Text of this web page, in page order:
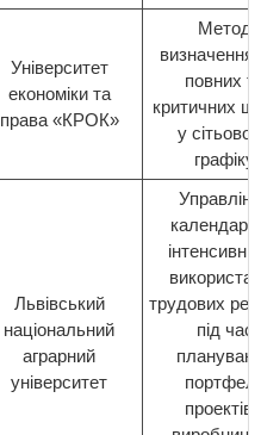
Університет
економіки та
права «КРОК»
Метод
визначення
повних
критичних
у
графіку
Львівський
національний
аграрний
університет
трудових
під час
проектів